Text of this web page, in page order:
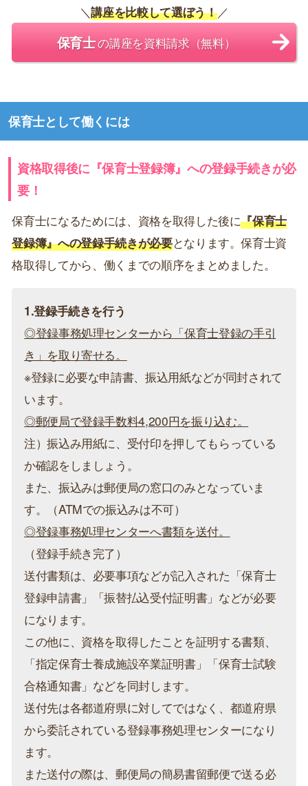
＼講座を比較して選ぼう！／
保育士の講座を資料請求（無料）
保育士として働くには
資格取得後に『保育士登録簿』への登録手続きが必
要！
保育士になるためには、資格を取得した後に『保育士
登録簿』への登録手続きが必要となります。保育士資
格取得してから、働くまでの順序をまとめました。
1.登録手続きを行う
◎登録事務処理センターから「保育士登録の手引
き」を取り寄せる。
※登録に必要な申請書、振込用紙などが同封されて
います。
◎郵便局で登録手数料4,200円を振り込む。
注）振込み用紙に、受付印を押してもらっている
か確認をしましょう。
また、振込みは郵便局の窓口のみとなっていま
す。（ATMでの振込みは不可）
◎登録事務処理センターへ書類を送付。
（登録手続き完了）
送付書類は、必要事項などが記入された「保育士
登録申請書」「振替払込受付証明書」などが必要
になります。
この他に、資格を取得したことを証明する書類、
「指定保育士養成施設卒業証明書」「保育士試験
合格通知書」などを同封します。
送付先は各都道府県に対してではなく、都道府県
から委託されている登録事務処理センターになり
ます。
また送付の際は、郵便局の簡易書留郵便で送る必